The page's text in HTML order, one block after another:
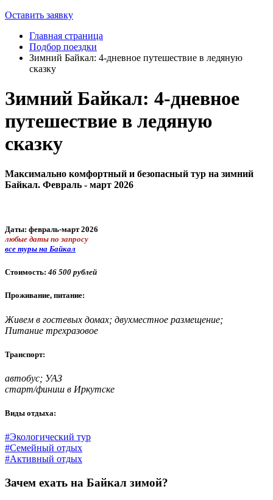
Оставить заявку
Главная страница
Подбор поездки
Зимний Байкал: 4-дневное путешествие в ледяную
сказку
Зимний Байкал: 4-дневное
путешествие в ледяную
сказку
Максимально комфортный и безопасный тур на зимний
Байкал. Февраль - март 2026
Даты: февраль-март 2026
любые даты по запросу
все туры на Байкал
Стоимость: 46 500 рублей
Проживание, питание:
Живем в гостевых домах; двухместное размещение;
Питание трехразовое
Транспорт:
автобус; УАЗ
старт/финиш в Иркутске
Виды отдыха:
#Экологический тур
#Семейный отдых
#Активный отдых
Зачем ехать на Байкал зимой?